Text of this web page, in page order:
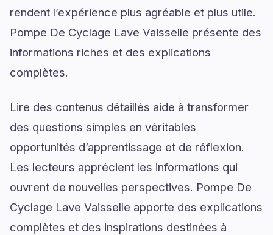
rendent l’expérience plus agréable et plus utile.
Pompe De Cyclage Lave Vaisselle présente des
informations riches et des explications
complètes.
Lire des contenus détaillés aide à transformer
des questions simples en véritables
opportunités d’apprentissage et de réflexion.
Les lecteurs apprécient les informations qui
ouvrent de nouvelles perspectives. Pompe De
Cyclage Lave Vaisselle apporte des explications
complètes et des inspirations destinées à